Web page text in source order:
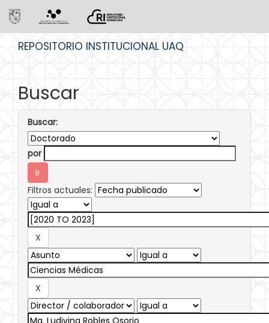
REPOSITORIO INSTITUCIONAL UAQ
Buscar
Buscar:
por
Filtros actuales: